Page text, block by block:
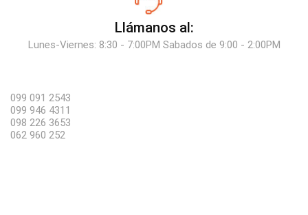
Llámanos al:
Lunes-Viernes: 8:30 - 7:00PM Sabados de 9:00 - 2:00PM
099 091 2543
099 946 4311
098 226 3653
062 960 252